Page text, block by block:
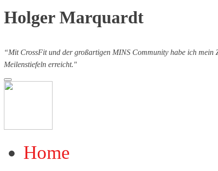
Holger Marquardt
“Mit CrossFit und der großartigen MINS Community habe ich
Meilenstiefeln erreicht."
Home